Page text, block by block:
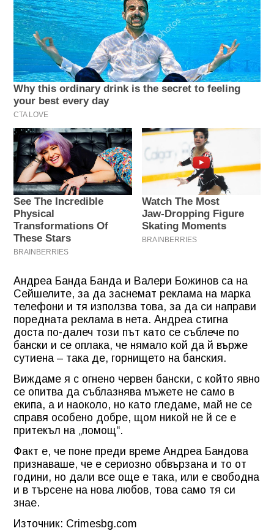
Андреа Банда Банда и Валери Божинов са на
Сейшелите, за да заснемат реклама на марка
телефони и тя използва това, за да си направи
поредната реклама в нета. Андреа стигна
доста по-далеч този път като се съблече по
бански и се оплака, че нямало кой да й върже
сутиена – така де, горнището на банския.
Виждаме я с огнено червен бански, с който явно
се опитва да съблазнява мъжете не само в
екипа, а и наоколо, но като гледаме, май не се
справя особено добре, щом никой не й се е
притекъл на „помощ“.
Факт е, че поне преди време Андреа Бандова
признаваше, че е сериозно обвързана и то от
години, но дали все още е така, или е свободна
и в търсене на нова любов, това само тя си
знае.
Източник: Crimesbg.com